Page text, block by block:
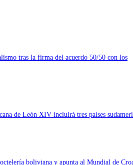
tras la firma del acuerdo 50/50 con los
de León XIV incluirá tres países
boliviana y apunta al Mundial de